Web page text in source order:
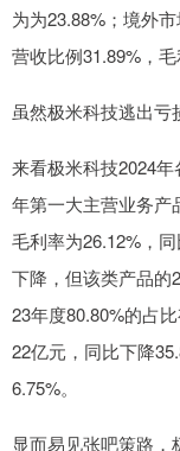
为为23.88%；境外
营收比例31.89%，
虽然极米科技逃出亏
来看极米科技2024
年第一大主营业务产
毛利率为26.12%，
下降，但该类产品的
23年度80.80%的占
22亿元，同比下降
6.75%。
显而易见张吧策路